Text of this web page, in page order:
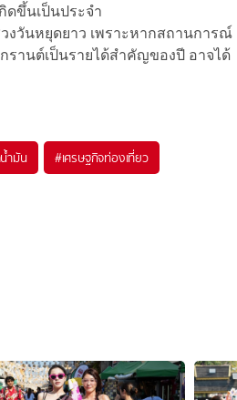
ดขึ้นเป็นประจำ
วันหยุดยาว เพราะหากสถานการณ์
รานต์เป็นรายได้สำคัญของปี อาจได้
ำมัน #เศรษฐกิจท่องเที่ยว